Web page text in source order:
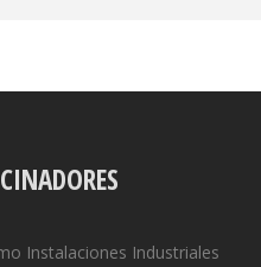
Instalaciones Industriales